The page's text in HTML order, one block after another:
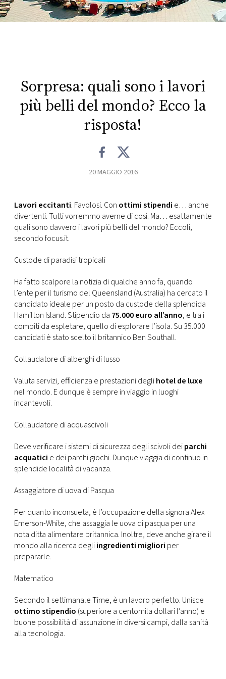
FOTO
EVENTI
VIDEO
RMC
CONSIGLIA
Sorpresa: quali sono i lavori
più belli del mondo? Ecco la
risposta!
20 MAGGIO 2016
Lavori eccitanti. Favolosi. Con ottimi stipendi e… anche
divertenti. Tutti vorremmo averne di così. Ma… esattamente
quali sono davvero i lavori più belli del mondo? Eccoli,
secondo focus.it.
Custode di paradisi tropicali
Ha fatto scalpore la notizia di qualche anno fa, quando
l’ente per il turismo del Queensland (Australia) ha cercato il
candidato ideale per un posto da custode della splendida
Hamilton Island. Stipendio da 75.000 euro all’anno, e tra i
compiti da espletare, quello di esplorare l’isola. Su 35.000
candidati è stato scelto il britannico Ben Southall.
Collaudatore di alberghi di lusso
Valuta servizi, efficienza e prestazioni deglihotel de luxe
nel mondo. E dunque è sempre in viaggio in luoghi
incantevoli.
Collaudatore di acquascivoli
Deve verificare i sistemi di sicurezza degli scivoli deiparchi
acquatici e dei parchi giochi. Dunque viaggia di continuo in
splendide località di vacanza.
Assaggiatore di uova di Pasqua
Per quanto inconsueta, è l’occupazione della signora Alex
Emerson-White, che assaggia le uova di pasqua per una
nota ditta alimentare britannica. Inoltre, deve anche girare il
mondo alla ricerca degliingredienti migliori per
prepararle.
Matematico
Secondo il settimanale Time, è un lavoro perfetto. Unisce
ottimo stipendio (superiore a centomila dollari l’anno) e
buone possibilità di assunzione in diversi campi, dalla sanità
alla tecnologia.